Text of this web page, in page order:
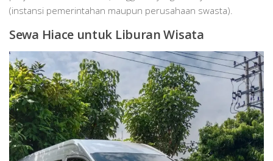
(instansi pemerintahan maupun perusahaan swasta).
Sewa Hiace untuk Liburan Wisata